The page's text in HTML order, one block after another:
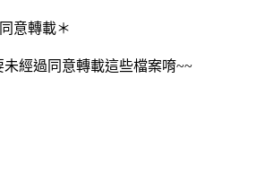
意轉載＊
未經過同意轉載這些檔案唷~~